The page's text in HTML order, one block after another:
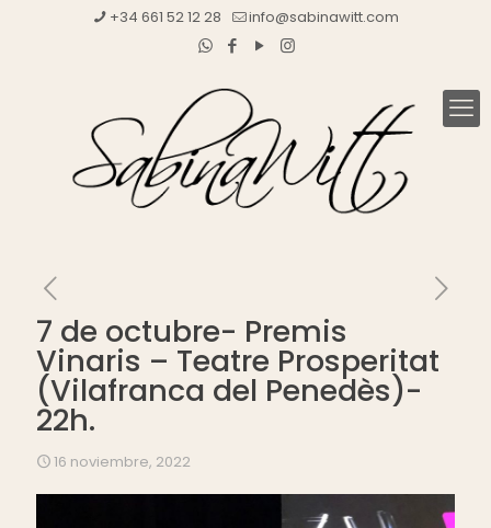
+34 661 52 12 28 info@sabinawitt.com
7 de octubre- Premis
Vinaris – Teatre Prosperitat
(Vilafranca del Penedès)-
22h.
16 noviembre, 2022